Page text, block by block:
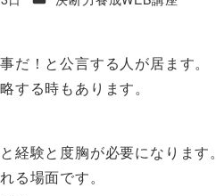
だ！と公言する人が居ます。
する時もあります。
経験と度胸が必要になります。
る場面です。